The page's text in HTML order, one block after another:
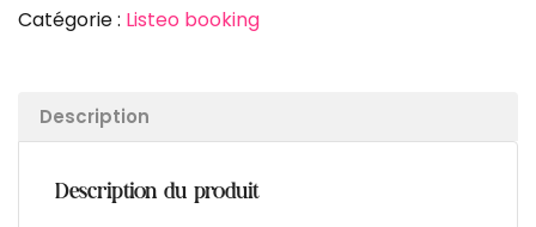
Catégorie : Listeo booking
Description
Description du produit